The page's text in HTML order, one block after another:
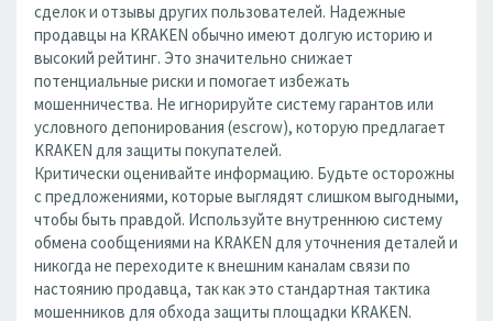
сделок и отзывы других пользователей. Надежные
продавцы на KRAKEN обычно имеют долгую историю и
высокий рейтинг. Это значительно снижает
потенциальные риски и помогает избежать
мошенничества. Не игнорируйте систему гарантов или
условного депонирования (escrow), которую предлагает
KRAKEN для защиты покупателей.
Критически оценивайте информацию. Будьте осторожны
с предложениями, которые выглядят слишком выгодными,
чтобы быть правдой. Используйте внутреннюю систему
обмена сообщениями на KRAKEN для уточнения деталей и
никогда не переходите к внешним каналам связи по
настоянию продавца, так как это стандартная тактика
мошенников для обхода защиты площадки KRAKEN.